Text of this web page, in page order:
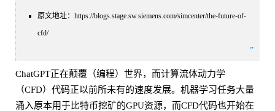
原文地址：https://blogs.stage.sw.siemens.com/simcenter/the-future-of-
cfd/
”
ChatGPT正在颠覆（编程）世界，而计算流体动力学
（CFD）代码正以前所未有的速度发展。机器学习任务大量
涌入原本用于比特币挖矿的GPU资源，而CFD代码也开始在